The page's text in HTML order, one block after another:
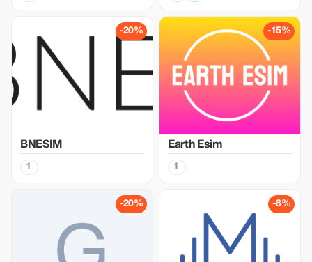
-20%
BNESIM
1
-15%
Earth Esim
1
-20% -8%